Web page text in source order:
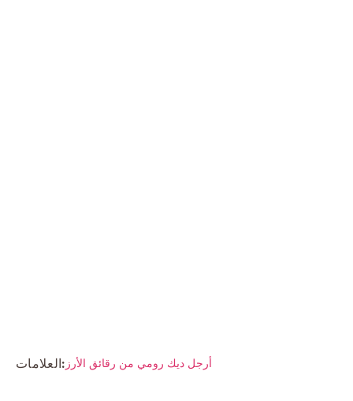
العلامات: أرجل ديك رومي من رقائق الأرز